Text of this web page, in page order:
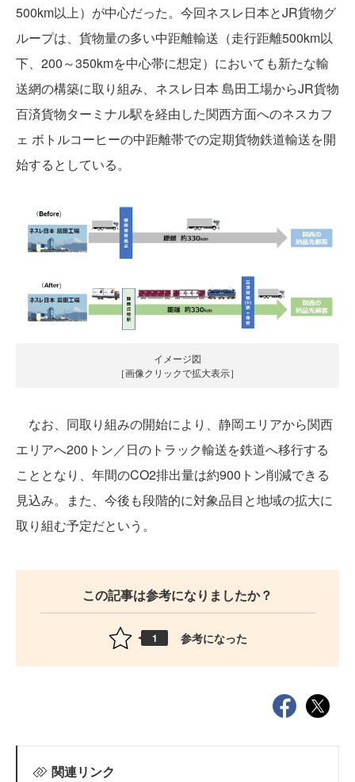
500km以上）が中心だった。今回ネスレ日本とJR貨物グ
ループは、貨物量の多い中距離輸送（走行距離500km以
下、200～350kmを中心帯に想定）においても新たな輸
送網の構築に取り組み、ネスレ日本 島田工場からJR貨物
百済貨物ターミナル駅を経由した関西方面へのネスカフ
ェ ボトルコーヒーの中距離帯での定期貨物鉄道輸送を開
始するとしている。
イメージ図
［画像クリックで拡大表示］
なお、同取り組みの開始により、静岡エリアから関西
エリアへ200トン／日のトラック輸送を鉄道へ移行する
こととなり、年間のCO2排出量は約900トン削減できる
見込み。また、今後も段階的に対象品目と地域の拡大に
取り組む予定だという。
この記事は参考になりましたか？
1 参考になった
関連リンク